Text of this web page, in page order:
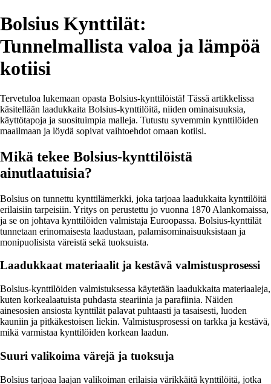
Bolsius Kynttilät:
Tunnelmallista valoa ja lämpöä
kotiisi
Tervetuloa lukemaan opasta Bolsius-kynttilöistä! Tässä artikkelissa
käsitellään laadukkaita Bolsius-kynttilöitä, niiden ominaisuuksia,
käyttötapoja ja suosituimpia malleja. Tutustu syvemmin kynttilöiden
maailmaan ja löydä sopivat vaihtoehdot omaan kotiisi.
Mikä tekee Bolsius-kynttilöistä
ainutlaatuisia?
Bolsius on tunnettu kynttilämerkki, joka tarjoaa laadukkaita kynttilöitä
erilaisiin tarpeisiin. Yritys on perustettu jo vuonna 1870 Alankomaissa,
ja se on johtava kynttilöiden valmistaja Euroopassa. Bolsius-kynttilät
tunnetaan erinomaisesta laadustaan, palamisominaisuuksistaan ja
monipuolisista väreistä sekä tuoksuista.
Laadukkaat materiaalit ja kestävä valmistusprosessi
Bolsius-kynttilöiden valmistuksessa käytetään laadukkaita materiaaleja,
kuten korkealaatuista puhdasta steariinia ja parafiinia. Näiden
ainesosien ansiosta kynttilät palavat puhtaasti ja tasaisesti, luoden
kauniin ja pitkäkestoisen liekin. Valmistusprosessi on tarkka ja kestävä,
mikä varmistaa kynttilöiden korkean laadun.
Suuri valikoima värejä ja tuoksuja
Bolsius tarjoaa laajan valikoiman erilaisia värikkäitä kynttilöitä, jotka